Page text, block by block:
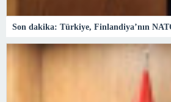
Son dakika: Türkiye, Finlandiya’nın